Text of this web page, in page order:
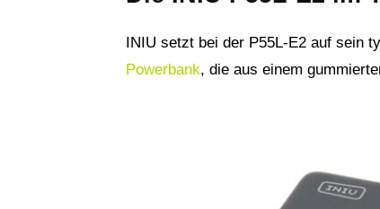
INIU setzt bei der P55L-E2 auf sein
Powerbank, die aus einem